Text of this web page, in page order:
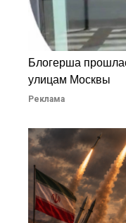
Блогерша
улицам Москвы
Реклама